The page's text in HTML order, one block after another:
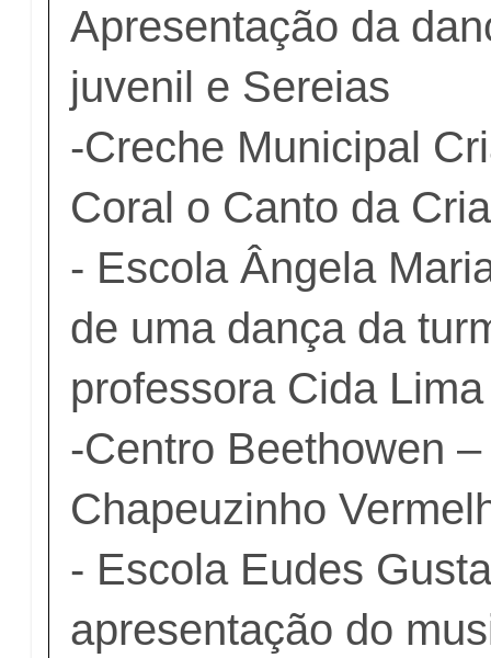
Apresentação da
juvenil e Sereias
-Creche Municipal
Coral o Canto da
- Escola Ângela
de uma dança da
professora Cida Lima
-Centro Beethowen –
Chapeuzinho
- Escola Eudes
apresentação do